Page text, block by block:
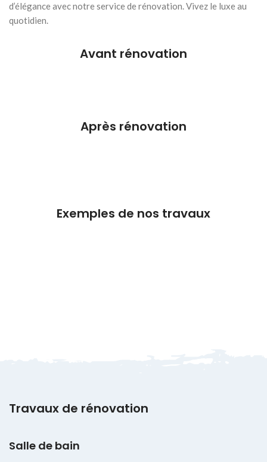
d’élégance avec notre service de rénovation. Vivez le luxe au
quotidien.
Avant rénovation
Après rénovation
Exemples de nos travaux
Travaux de rénovation
Salle de bain